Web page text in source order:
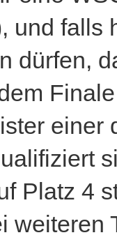
und falls
dürfen,
einer
Platz 4
weiteren